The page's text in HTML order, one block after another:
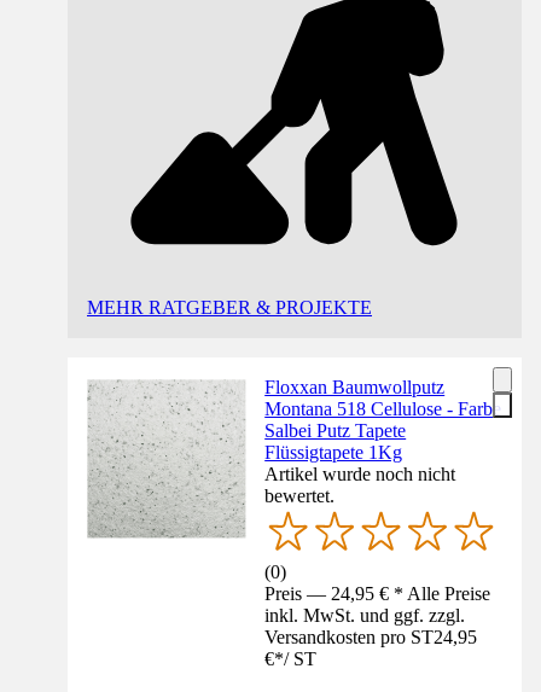
MEHR RATGEBER & PROJEKTE
Floxxan Baumwollputz
Montana 518 Cellulose - Farbe
Salbei Putz Tapete
Flüssigtapete 1Kg
Artikel wurde noch nicht
bewertet.
(0)
Preis — 24,95 € * Alle Preise
inkl. MwSt. und ggf. zzgl.
Versandkosten pro ST24,95
€*/ ST